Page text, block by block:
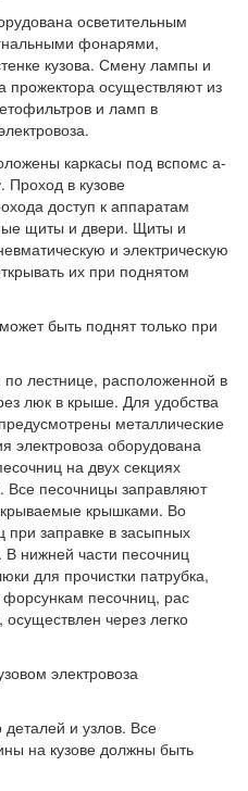
осветительным
фонарями,
кузова. Смену лампы и
прожектора осуществляют из
и ламп в
каркасы под вспомс а-
в кузове
доступ к аппаратам
щиты и двери. Щиты и
и электрическую
их при поднятом
быть поднят только при
лестнице, расположенной в
люк в крыше. Для удобства
металлические
электровоза оборудована
на двух секциях
Все песочницы заправляют
крышками. Во
при заправке в засыпных
В нижней части песочниц
для прочистки патрубка,
песочниц, рас
через легко
электровоза
и узлов. Все
на кузове должны быть